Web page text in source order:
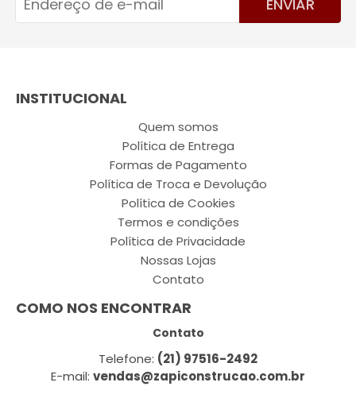
ENVIAR
INSTITUCIONAL
Quem somos
Política de Entrega
Formas de Pagamento
Política de Troca e Devolução
Política de Cookies
Termos e condições
Política de Privacidade
Nossas Lojas
Contato
COMO NOS ENCONTRAR
Contato
Telefone: (21) 97516-2492
E-mail: vendas@zapiconstrucao.com.br